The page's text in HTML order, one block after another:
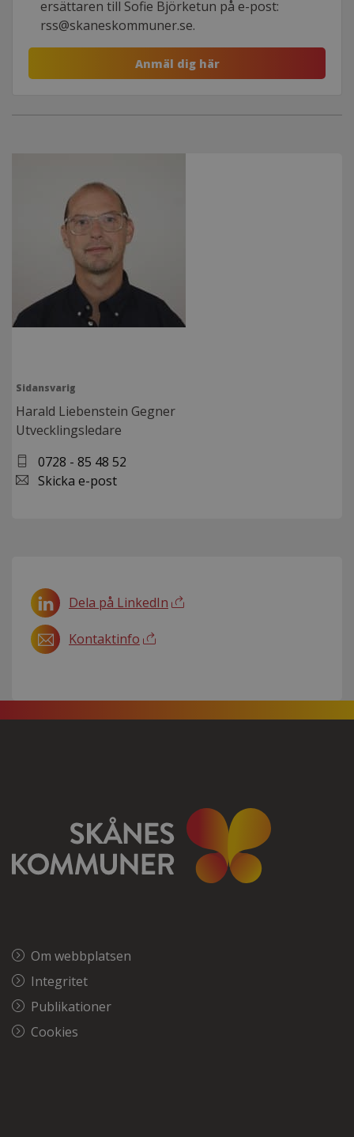
ersättaren till Sofie Björketun på e-post:
rss@skaneskommuner.se.
Anmäl dig här
Sidansvarig
Harald Liebenstein Gegner
Utvecklingsledare
0728 - 85 48 52
Skicka e-post
Dela på LinkedIn
Kontaktinfo
Om webbplatsen
Integritet
Publikationer
Cookies